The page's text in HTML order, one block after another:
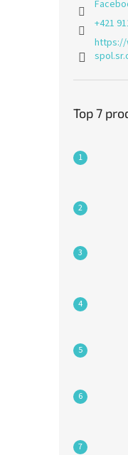
+421
https://
Top 7